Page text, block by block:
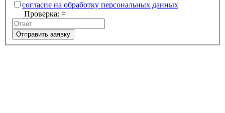
согласие на обработку персональных данных
Проверка: =